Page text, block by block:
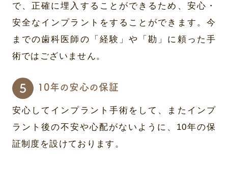
で、正確に埋入することができるため、安心・
安全なインプラントをすることができます。今
までの歯科医師の「経験」や「勘」に頼った手
術ではございません。
10年の安心の保証
安心してインプラント手術をして、またインプ
ラント後の不安や心配がないように、10年の保
証制度を設けております。